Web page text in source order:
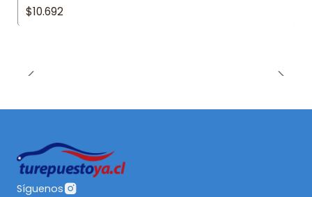
$10.692
Síguenos